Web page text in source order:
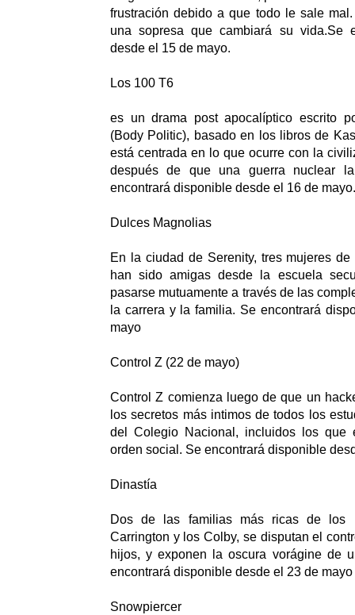
frustración debido a que todo le sale
una sopresa que cambiará su vida.Se
desde el 15 de mayo.
Los 100 T6
es un drama post apocalíptico escrito
(Body Politic), basado en los libros de
está centrada en lo que ocurre con la
después de que una guerra nuclear
encontrará disponible desde el 16 de mayo.
Dulces Magnolias
En la ciudad de Serenity, tres mujeres
han sido amigas desde la escuela
pasarse mutuamente a través de las
la carrera y la familia. Se encontrará
mayo
Control Z (22 de mayo)
Control Z comienza luego de que un
los secretos más intimos de todos los
del Colegio Nacional, incluidos los que
orden social. Se encontrará disponible
Dinastía
Dos de las familias más ricas de los
Carrington y los Colby, se disputan el
hijos, y exponen la oscura vorágine de
encontrará disponible desde el 23 de mayo
Snowpiercer